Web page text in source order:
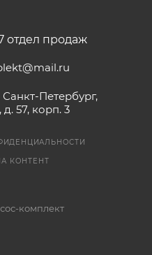
отдел продаж
Петербург,
57, корп. 3
КОНТЕНТ
комплект